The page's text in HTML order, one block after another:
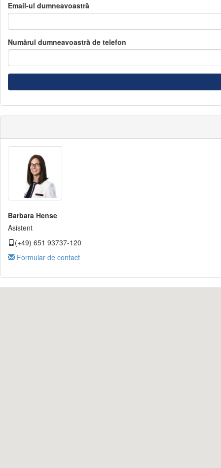
Email-ul dumneavoastră
Numărul dumneavoastră de telefon
Barbara Hense
Asistent
(+49) 651 93737-120
Formular de contact